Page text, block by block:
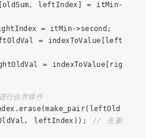
oldSum, leftIndex = itMin-
= itMin->second ;
= indexToValue
left
= indexToValue[
rig
行合并操作
.erase(make_pair( leftOld
, leftIndex ));
// 先删